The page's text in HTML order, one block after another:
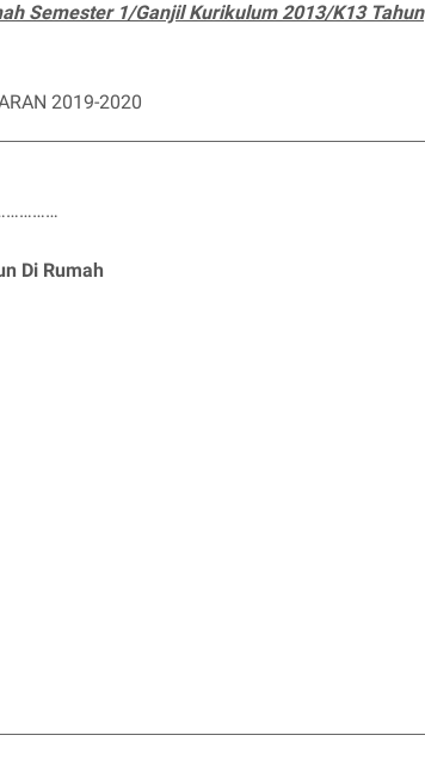
Semester 1/Ganjil Kurikulum 2013/K13 Tahun
2019-2020
Di Rumah